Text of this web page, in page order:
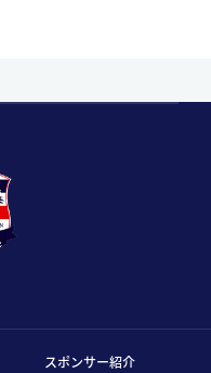
スポンサー紹介